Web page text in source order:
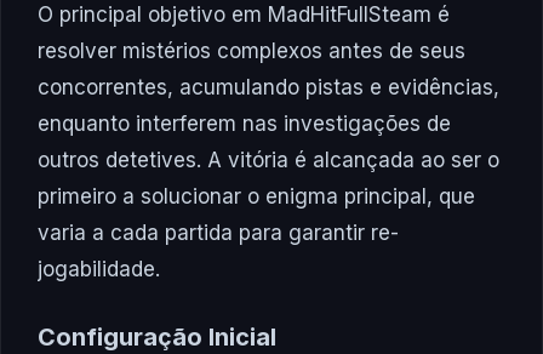
O principal objetivo em MadHitFullSteam é
resolver mistérios complexos antes de seus
concorrentes, acumulando pistas e evidências,
enquanto interferem nas investigações de
outros detetives. A vitória é alcançada ao ser o
primeiro a solucionar o enigma principal, que
varia a cada partida para garantir re-
jogabilidade.
Configuração Inicial